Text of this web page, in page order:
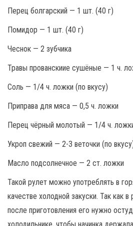
Перец болгарский — 1 шт. (40 г)
Помидор — 1 шт. (40 г)
Чеснок — 2 зубчика
Травы прованскиие сушёные — 1 ч.
Соль — 1/4 ч. ложки (по вкусу)
Приправа для мяса — 0,5 ч. ложки
Перец чёрный молотый — 1/4 ч.
Укроп свежий — 2-3 веточки (по
Масло подсолнечное — 2 ст. ложки
Такой рулет можно употреблять в
качестве холодной закуски. Так как в
после приготовления его нужно